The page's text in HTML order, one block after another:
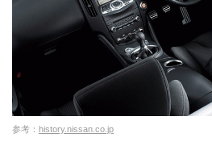
参考： history.nissan.co.jp